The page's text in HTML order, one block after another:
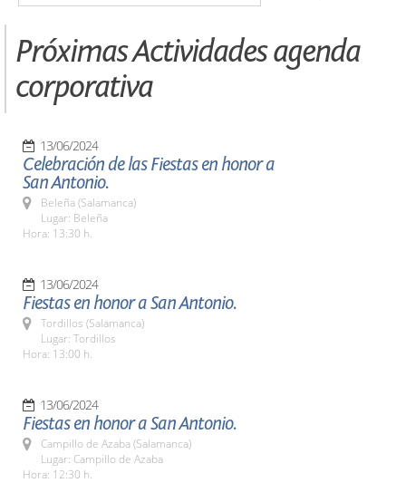
Próximas Actividades agenda
corporativa
13/06/2024
Celebración de las Fiestas en honor a
San Antonio.
Beleña (Salamanca)
Lugar: Beleña
Hora: 13:30 h.
13/06/2024
Fiestas en honor a San Antonio.
Tordillos (Salamanca)
Lugar: Tordillos
Hora: 13:00 h.
13/06/2024
Fiestas en honor a San Antonio.
Campillo de Azaba (Salamanca)
Lugar: Campillo de Azaba
Hora: 12:30 h.